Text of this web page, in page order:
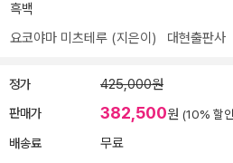
흑백
요코야마 미츠테루 (지은이) 대현출판사
정가 425,000원
판매가 382,500원 (10% 할
배송료 무료